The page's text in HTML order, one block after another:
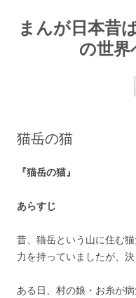
テ
ン
まんが日本昔
の世界
猫岳の猫
『猫岳の猫』
あらすじ
昔、猫岳という山に住む
力を持っていましたが、
ある日、村の娘・お糸が